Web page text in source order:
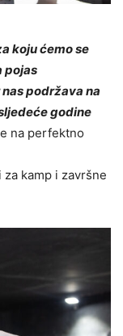
koju ćemo se
pojas
podržava na
godine
na perfektno
kamp i završne